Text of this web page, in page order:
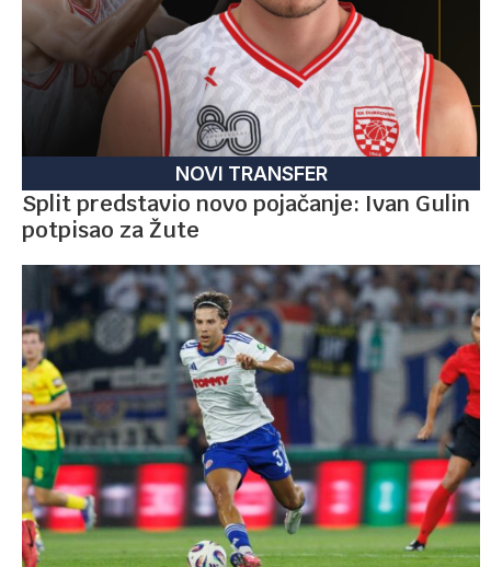
NOVI TRANSFER
Split predstavio novo pojačanje: Ivan Gulin
potpisao za Žute